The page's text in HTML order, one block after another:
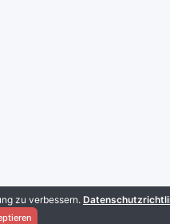
zu verbessern.